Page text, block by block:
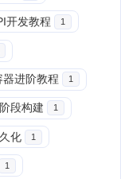
开发教程 1
器进阶教程 1
段构建 1
化 1
1